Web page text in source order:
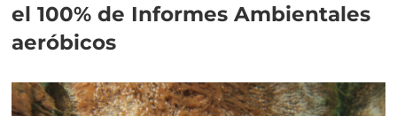
el 100% de Informes Ambientales
aeróbicos